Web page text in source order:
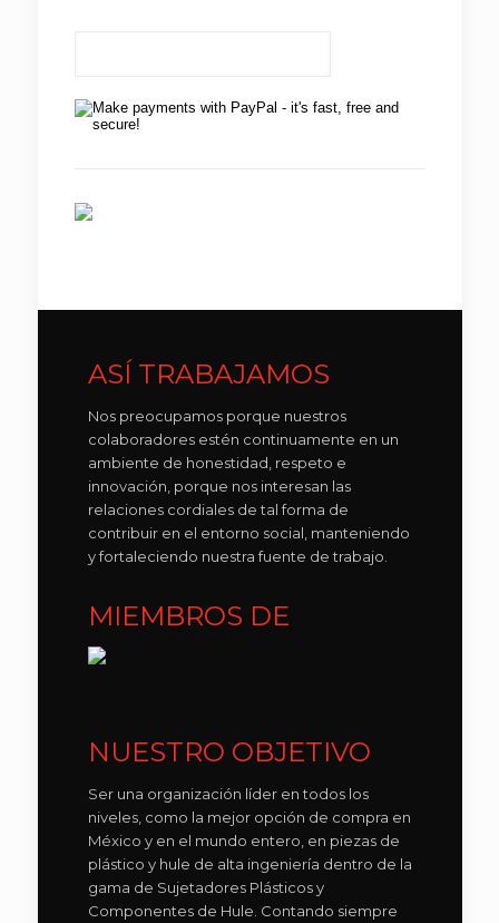
ASÍ TRABAJAMOS
Nos preocupamos porque nuestros
colaboradores estén continuamente en un
ambiente de honestidad, respeto e
innovación, porque nos interesan las
relaciones cordiales de tal forma de
contribuir en el entorno social, manteniendo
y fortaleciendo nuestra fuente de trabajo.
MIEMBROS DE
NUESTRO OBJETIVO
Ser una organización líder en todos los
niveles, como la mejor opción de compra en
México y en el mundo entero, en piezas de
plástico y hule de alta ingeniería dentro de la
gama de Sujetadores Plásticos y
Componentes de Hule. Contando siempre